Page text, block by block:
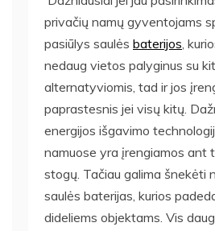
privačių namų gyventojams
pasiūlys saulės baterijos ,
nedaug vietos palyginus su
alternatyviomis, tad ir jos
paprastesnis jei visų kitų.
energijos išgavimo
namuose yra įrengiamos ant
stogų. Tačiau galima šnekėti
saulės baterijas, kurios
dideliems objektams. Vis